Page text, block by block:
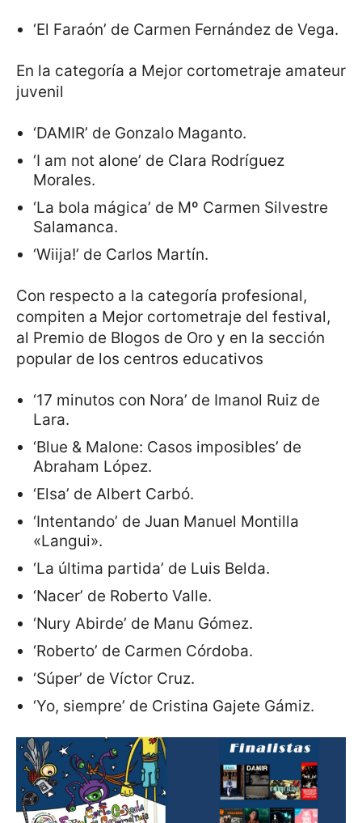
‘El Faraón’ de Carmen Fernández de Vega.
En la categoría a Mejor cortometraje amateur
juvenil
‘DAMIR’ de Gonzalo Maganto.
‘I am not alone’ de Clara Rodríguez
Morales.
‘La bola mágica’ de Mº Carmen Silvestre
Salamanca.
‘Wiija!’ de Carlos Martín.
Con respecto a la categoría profesional,
compiten a Mejor cortometraje del festival,
al Premio de Blogos de Oro y en la sección
popular de los centros educativos
‘17 minutos con Nora’ de Imanol Ruiz de
Lara.
‘Blue & Malone: Casos imposibles’ de
Abraham López.
‘Elsa’ de Albert Carbó.
‘Intentando’ de Juan Manuel Montilla
«Langui».
‘La última partida’ de Luis Belda.
‘Nacer’ de Roberto Valle.
‘Nury Abirde’ de Manu Gómez.
‘Roberto’ de Carmen Córdoba.
‘Súper’ de Víctor Cruz.
‘Yo, siempre’ de Cristina Gajete Gámiz.